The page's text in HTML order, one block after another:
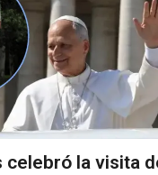
celebró la visita